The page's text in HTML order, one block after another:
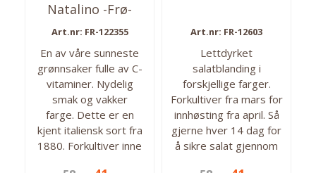
Natalino -Frø-
Art.nr: FR-122355
En av våre sunneste
grønnsaker fulle av C-
vitaminer. Nydelig
smak og vakker
farge. Dette er en
kjent italiensk sort fra
1880. Forkultiver inne
Art.nr: FR-12603
Lettdyrket
salatblanding i
forskjellige farger.
Forkultiver fra mars for
innhøsting fra april. Så
gjerne hver 14 dag for
å sikre salat gjennom